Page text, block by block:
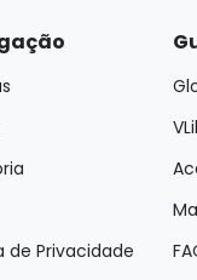
de Privacidade